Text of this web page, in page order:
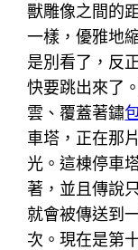
獸雕像之間的
一樣，優雅地
是別看了，反
快要跳出來了
雲、覆蓋著鏽
車塔，正在那
光。這棟停車
著，並且傳說
就會被傳送到
次。現在是第